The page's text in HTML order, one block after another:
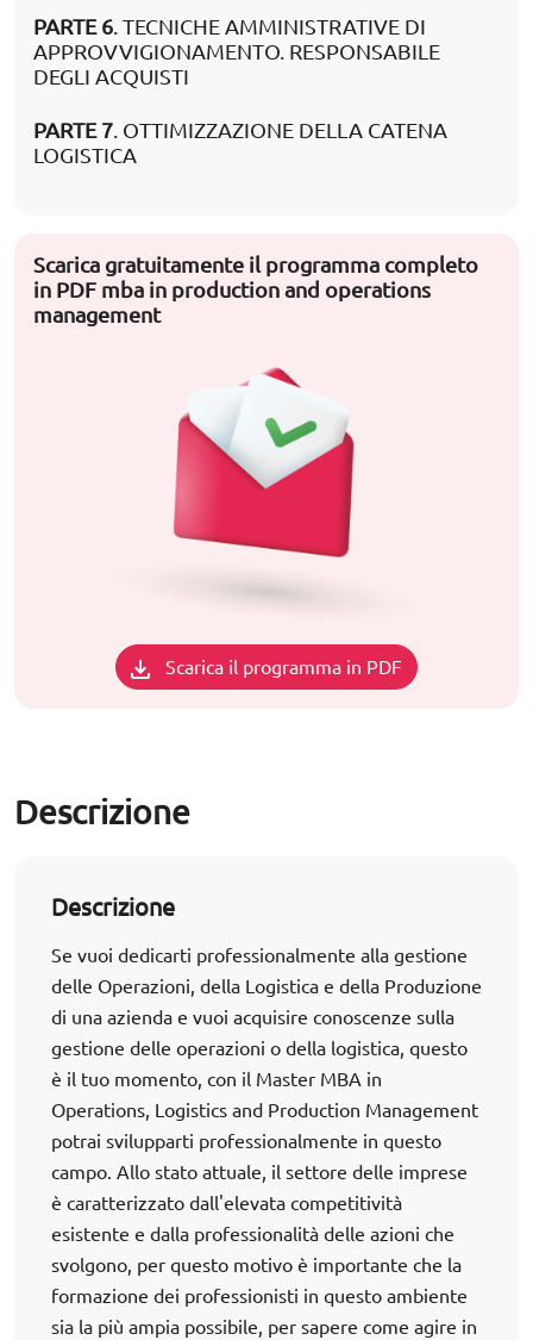
PARTE 6. TECNICHE AMMINISTRATIVE DI
APPROVVIGIONAMENTO. RESPONSABILE
DEGLI ACQUISTI
PARTE 7. OTTIMIZZAZIONE DELLA CATENA
LOGISTICA
Scarica gratuitamente il programma completo
in PDF mba in production and operations
management
Scarica il programma in PDF
Descrizione
Descrizione
Se vuoi dedicarti professionalmente alla gestione
delle Operazioni, della Logistica e della Produzione
di una azienda e vuoi acquisire conoscenze sulla
gestione delle operazioni o della logistica, questo
è il tuo momento, con il Master MBA in
Operations, Logistics and Production Management
potrai svilupparti professionalmente in questo
campo. Allo stato attuale, il settore delle imprese
è caratterizzato dall'elevata competitività
esistente e dalla professionalità delle azioni che
svolgono, per questo motivo è importante che la
formazione dei professionisti in questo ambiente
sia la più ampia possibile, per sapere come agire in